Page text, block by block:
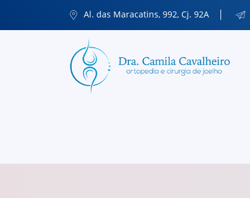
Al. das Maracatins, 992, Cj. 92A